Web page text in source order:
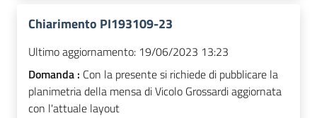
Chiarimento PI193109-23
Ultimo aggiornamento: 19/06/2023 13:23
Domanda : Con la presente si richiede di pubblicare la
planimetria della mensa di Vicolo Grossardi aggiornata
con l'attuale layout